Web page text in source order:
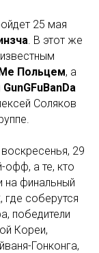
25 мая
. В этот же
Польцем, а
Соляков
29
офф, а те, кто
на финальный
где соберутся
победители
Кореи,
Гонконга,